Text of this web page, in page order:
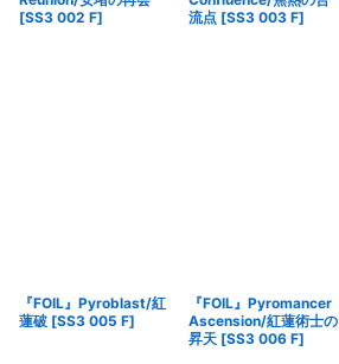
[SS3 002 F]
流点 [SS3 003 F]
『FOIL』Pyroblast/紅
蓮破 [SS3 005 F]
『FOIL』Pyromancer
Ascension/紅蓮術士の
昇天 [SS3 006 F]